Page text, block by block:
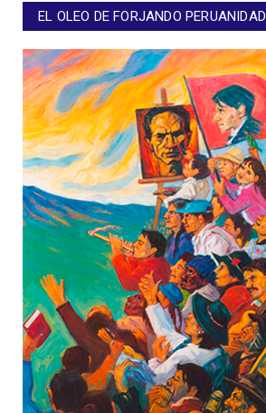
EL OLEO DE FORJANDO PERUANIDAD